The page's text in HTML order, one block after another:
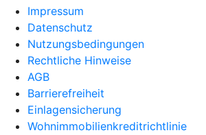
Impressum
Datenschutz
Nutzungsbedingungen
Rechtliche Hinweise
AGB
Barrierefreiheit
Einlagensicherung
Wohnimmobilienkreditrichtlinie